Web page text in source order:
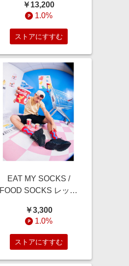
ONE SIZE
￥13,200
1.0%
ストアにすすむ
EAT MY SOCKS /
FOOD SOCKS レッグ
ONE SIZE
￥3,300
1.0%
ストアにすすむ